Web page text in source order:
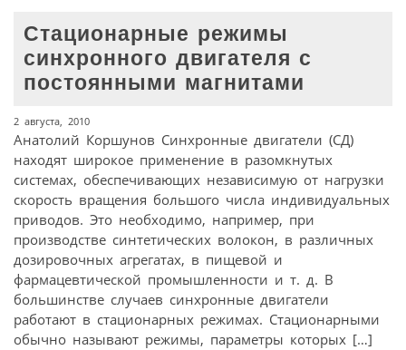
Стационарные режимы
синхронного двигателя с
постоянными магнитами
2 августа, 2010
Анатолий Коршунов Синхронные двигатели (СД)
находят широкое применение в разомкнутых
системах, обеспечивающих независимую от нагрузки
скорость вращения большого числа индивидуальных
приводов. Это необходимо, например, при
производстве синтетических волокон, в различных
дозировочных агрегатах, в пищевой и
фармацевтической промышленности и т. д. В
большинстве случаев синхронные двигатели
работают в стационарных режимах. Стационарными
обычно называют режимы, параметры которых […]